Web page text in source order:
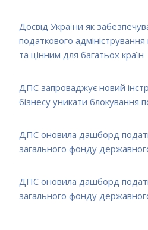
Досвід України як
податкового адміністрування
та цінним для багатьох країн
ДПС запроваджує новий
бізнесу уникати блокування
ДПС оновила дашборд
загального фонду
ДПС оновила дашборд
загального фонду